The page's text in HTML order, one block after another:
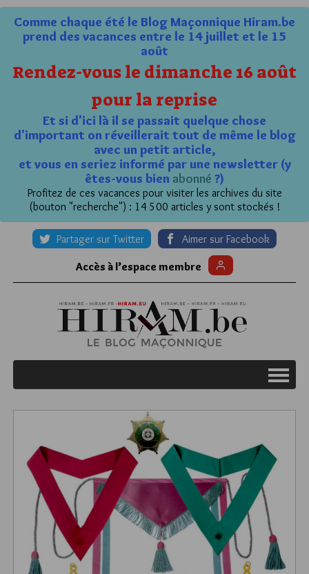
Comme chaque été le Blog Maçonnique Hiram.be
prend des vacances entre le 14 juillet et le 15
août
Rendez-vous le dimanche 16 août
pour la reprise
Et si d'ici là il se passait quelque chose
d'important on réveillerait tout de même le blog
avec un petit article,
et vous en seriez informé par une newsletter (y
êtes-vous bien abonné ?)
Profitez de ces vacances pour visiter les archives du site
(bouton "recherche") : 14 500 articles y sont stockés !
Partager sur Twitter Aimer sur Facebook
Accès à l’espace membre